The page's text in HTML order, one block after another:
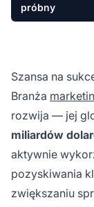
próbny
Szansa na
Branża
rozwija — jej
miliardów
aktywnie
pozyskiwania
zwiększaniu